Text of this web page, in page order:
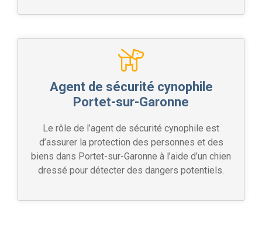
Agent de sécurité cynophile
Portet-sur-Garonne
Le rôle de l’agent de sécurité cynophile est
d’assurer la protection des personnes et des
biens dans Portet-sur-Garonne à l’aide d’un chien
dressé pour détecter des dangers potentiels.